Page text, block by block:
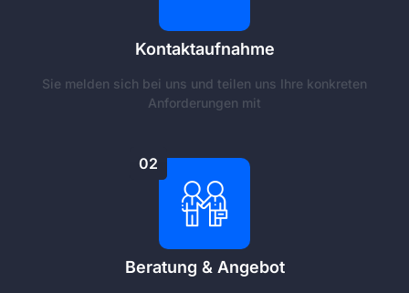
Kontaktaufnahme
Sie melden sich bei uns und teilen uns Ihre konkreten
Anforderungen mit
02
Beratung & Angebot